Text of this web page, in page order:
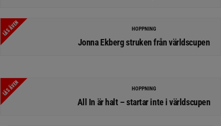
LÄS ÄVEN HOPPNING
Jonna Ekberg struken från världscupen
LÄS ÄVEN HOPPNING
All In är halt – startar inte i världscupen